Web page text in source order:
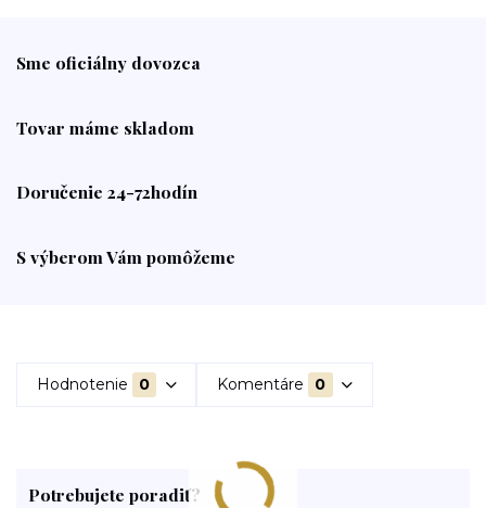
Sme oficiálny dovozca
Tovar máme skladom
Doručenie 24-72hodín
S výberom Vám pomôžeme
Hodnotenie 0 Komentáre 0
Potrebujete poradiť?